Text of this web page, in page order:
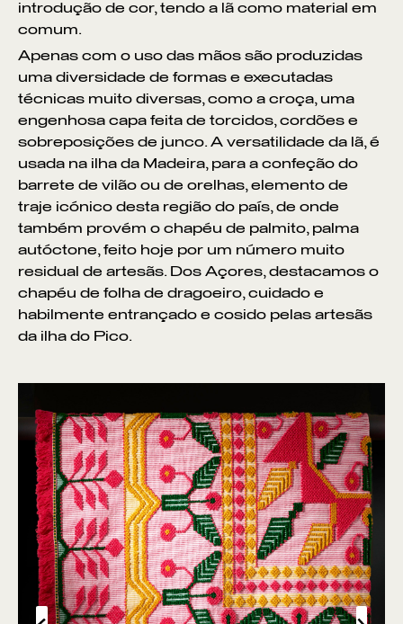
introdução de cor, tendo a lã como material em
comum.
Apenas com o uso das mãos são produzidas
uma diversidade de formas e executadas
técnicas muito diversas, como a croça, uma
engenhosa capa feita de torcidos, cordões e
sobreposições de junco. A versatilidade da lã, é
usada na ilha da Madeira, para a confeção do
barrete de vilão ou de orelhas, elemento de
traje icónico desta região do país, de onde
também provém o chapéu de palmito, palma
autóctone, feito hoje por um número muito
residual de artesãs. Dos Açores, destacamos o
chapéu de folha de dragoeiro, cuidado e
habilmente entrançado e cosido pelas artesãs
da ilha do Pico.